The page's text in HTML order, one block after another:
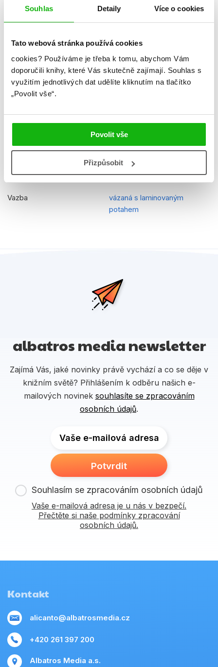
Souhlas Detaily Více o cookies
Tato webová stránka používá cookies
cookies? Používáme je třeba k tomu, abychom Vám
doporučili knihy, které Vás skutečně zajímají. Souhlas s
využitím jednotlivých dat udělíte kliknutím na tlačítko
„Povolit vše“.
Povolit vše
Přizpůsobit
Hmotnost 0,477 kg
Řady Minecraft (SK)
Minecraft - Annual 2025
Původní jazyk angličtina
EAN 9788025258699
Knižka na celý rok (SK)
Vazba
vázaná s laminovaným
potahem
albatros media newsletter
Zajímá Vás, jaké novinky právě vychází a co se děje v
knižním světě? Přihlášením k odběru našich e-
mailových novinek souhlasíte se zpracováním
osobních údajů.
Vaše e-mailová adresa
Potvrdit
Souhlasím se zpracováním osobních údajů
Vaše e-mailová adresa je u nás v bezpečí.
Přečtěte si naše podmínky zpracování
osobních údajů.
Kontakt
alicanto@albatrosmedia.cz
+420 261 397 200
Albatros Media a.s.